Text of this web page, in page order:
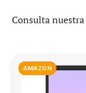
Consulta nuestra
AMAZON